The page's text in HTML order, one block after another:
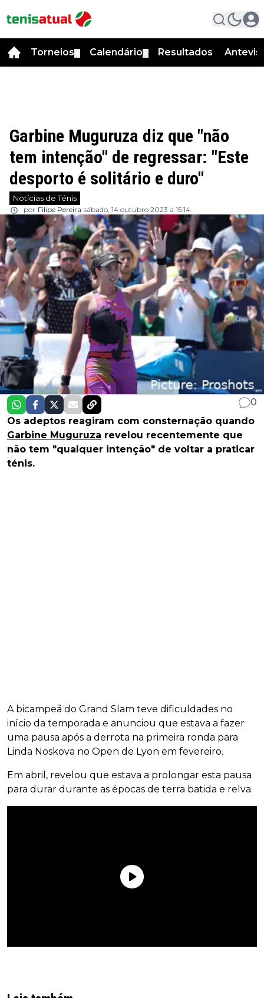
Torneios Calendário Resultados
Garbine Muguruza diz que "não
tem intenção" de regressar: "Este
desporto é solitário e duro"
Notícias de Ténis
por Filipe Pereira sábado, 14 outubro 2023 a 15:14
0
Os adeptos reagiram com consternação quando
Garbine Muguruza revelou recentemente que
não tem "qualquer intenção" de voltar a praticar
ténis.
A bicampeã do Grand Slam teve dificuldades no
início da temporada e anunciou que estava a fazer
uma pausa após a derrota na primeira ronda para
Linda Noskova no Open de Lyon em fevereiro.
Em abril, revelou que estava a prolongar esta pausa
para durar durante as épocas de terra batida e relva.